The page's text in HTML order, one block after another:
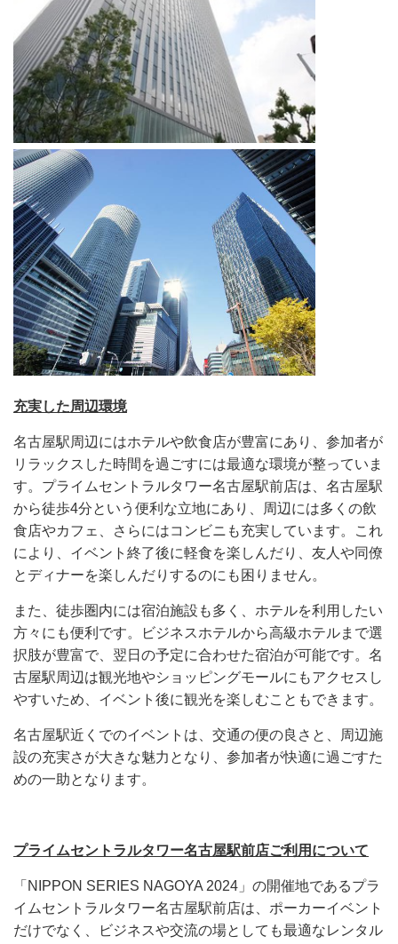
充実した周辺環境
名古屋駅周辺にはホテルや飲食店が豊富にあり、参加者が
リラックスした時間を過ごすには最適な環境が整っていま
す。プライムセントラルタワー名古屋駅前店は、名古屋駅
から徒歩4分という便利な立地にあり、周辺には多くの飲
食店やカフェ、さらにはコンビニも充実しています。これ
により、イベント終了後に軽食を楽しんだり、友人や同僚
とディナーを楽しんだりするのにも困りません。
また、徒歩圏内には宿泊施設も多く、ホテルを利用したい
方々にも便利です。ビジネスホテルから高級ホテルまで選
択肢が豊富で、翌日の予定に合わせた宿泊が可能です。名
古屋駅周辺は観光地やショッピングモールにもアクセスし
やすいため、イベント後に観光を楽しむこともできます。
名古屋駅近くでのイベントは、交通の便の良さと、周辺施
設の充実さが大きな魅力となり、参加者が快適に過ごすた
めの一助となります。
プライムセントラルタワー名古屋駅前店ご利用について
「NIPPON SERIES NAGOYA 2024」の開催地であるプラ
イムセントラルタワー名古屋駅前店は、ポーカーイベント
だけでなく、ビジネスや交流の場としても最適なレンタル